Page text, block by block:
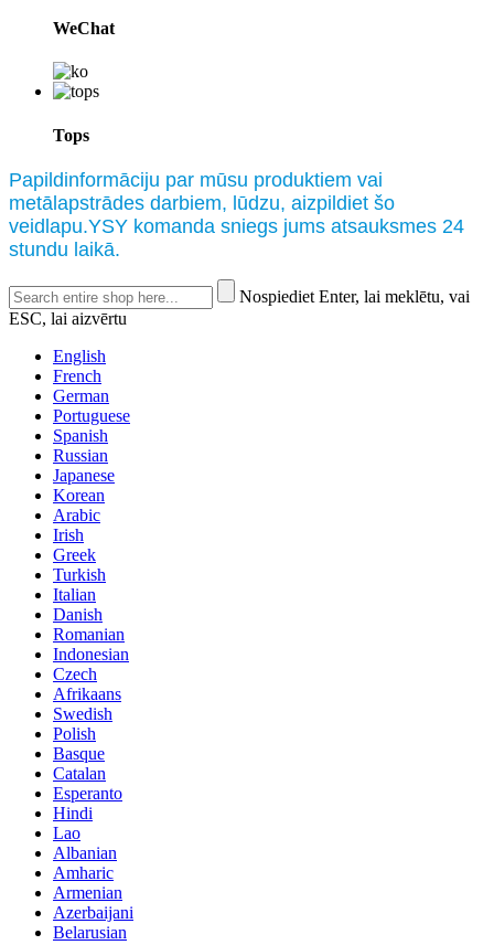
WeChat
Tops
Papildinformāciju par mūsu produktiem vai
metālapstrādes darbiem, lūdzu, aizpildiet šo
veidlapu.YSY komanda sniegs jums atsauksmes 24
stundu laikā.
Nospiediet Enter, lai meklētu, vai
ESC, lai aizvērtu
English
French
German
Portuguese
Spanish
Russian
Japanese
Korean
Arabic
Irish
Greek
Turkish
Italian
Danish
Romanian
Indonesian
Czech
Afrikaans
Swedish
Polish
Basque
Catalan
Esperanto
Hindi
Lao
Albanian
Amharic
Armenian
Azerbaijani
Belarusian